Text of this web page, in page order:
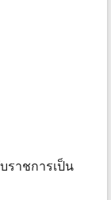
ราชการเป็น